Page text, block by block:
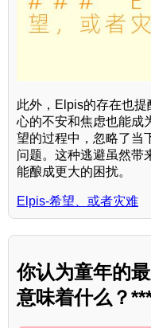
此外，Elpis的存在也
心的不安和焦虑也能成
望的过程中，忽略了当
问题。这种逃避虽然带
能酿成更大的困扰。
Elpis-希望、或者灾难
你认为童年的
意味着什么？